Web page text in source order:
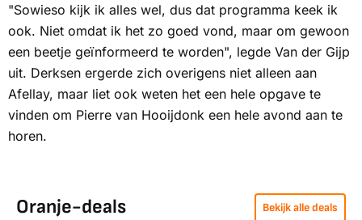
"Sowieso kijk ik alles wel, dus dat programma keek ik
ook. Niet omdat ik het zo goed vond, maar om gewoon
een beetje geïnformeerd te worden", legde Van der Gijp
uit. Derksen ergerde zich overigens niet alleen aan
Afellay, maar liet ook weten het een hele opgave te
vinden om Pierre van Hooijdonk een hele avond aan te
horen.
Oranje-deals Bekijk alle deals